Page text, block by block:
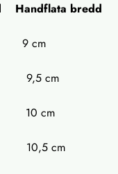
Handflata bredd
9 cm
9,5 cm
10 cm
10,5 cm